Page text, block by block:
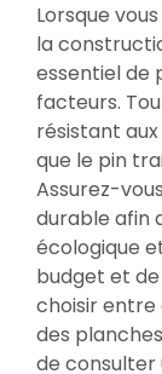
Lorsque
la
essentiel de
facteurs.
résistant
que le pin
Assurez-
durable afin
écologique
budget et de
choisir entre
des
de consulter